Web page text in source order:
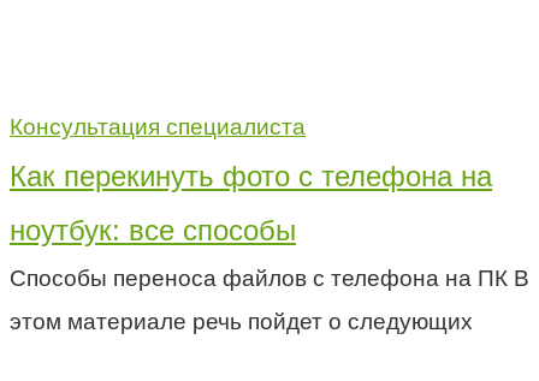
Консультация специалиста
Как перекинуть фото с телефона на
ноутбук: все способы
Способы переноса файлов с телефона на ПК В
этом материале речь пойдет о следующих